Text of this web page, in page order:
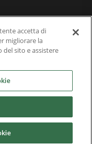
accetta di
migliorare la
del sito e assistere